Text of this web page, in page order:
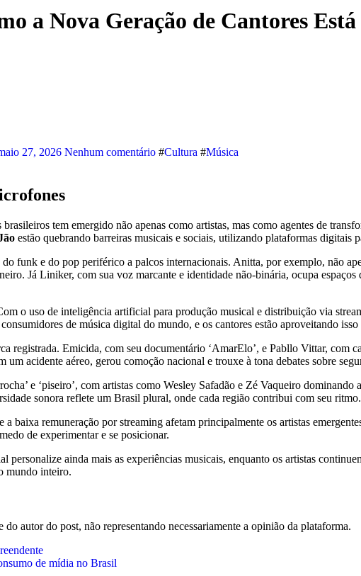
a Nova Geração de Cantores
27, 2026 Nenhum comentário #Cultura #Música
brasileiros tem emergido não apenas como artistas, mas como agentes de
estão quebrando barreiras musicais e sociais, utilizando plataformas digitais
do funk e do pop periférico a palcos internacionais. Anitta, por exemplo, não
Já Liniker, com sua voz marcante e identidade não-binária, ocupa
o uso de inteligência artificial para produção musical e distribuição via
de música digital do mundo, e os cantores estão aproveitando
registrada. Emicida, com seu documentário ‘AmarElo’, e Pabllo Vittar, com
acidente aéreo, gerou comoção nacional e trouxe à tona debates sobre
e ‘piseiro’, com artistas como Wesley Safadão e Zé Vaqueiro
sonora reflete um Brasil plural, onde cada região contribui com seu ritmo.
baixa remuneração por streaming afetam principalmente os artistas
de experimentar e se posicionar.
personalize ainda mais as experiências musicais, enquanto os artistas
mundo inteiro.
do autor do post, não representando necessariamente a opinião da plataforma.
de mídia no Brasil